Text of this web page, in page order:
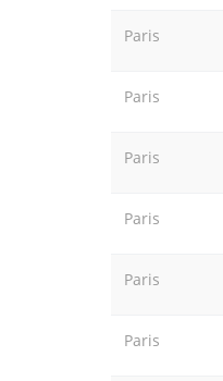
Paris
Paris
Paris
Paris
Paris
Paris